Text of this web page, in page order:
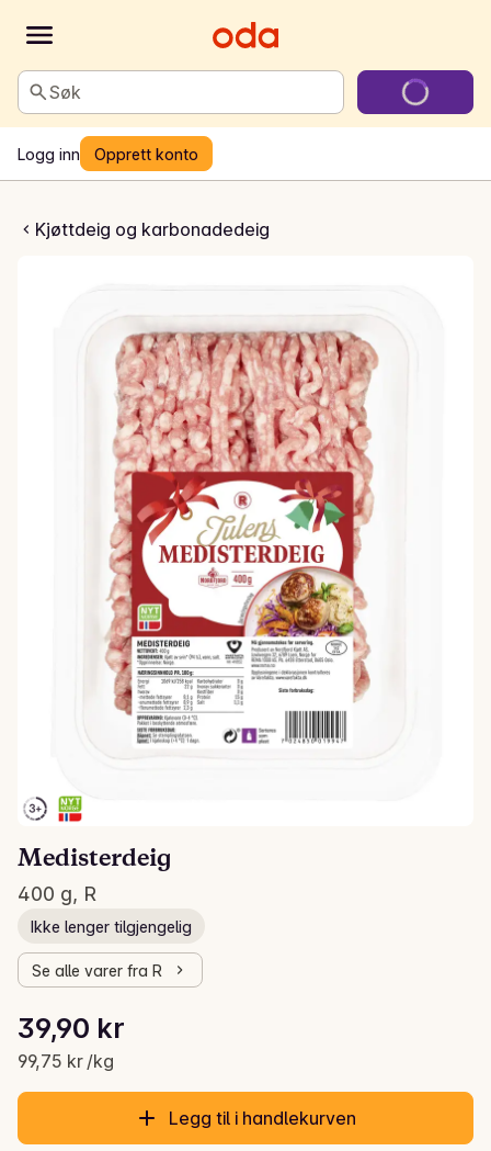
Søk
Logg inn Opprett konto
Kjøttdeig og karbonadedeig
Medisterdeig
400 g, R
Ikke lenger tilgjengelig
Se alle varer fra R
Gjeldende pris er: 39,90 kr
39,90 kr
99,75 kr /kg
Stykkpris: 99,75 kr /kg
Legg til i handlekurven